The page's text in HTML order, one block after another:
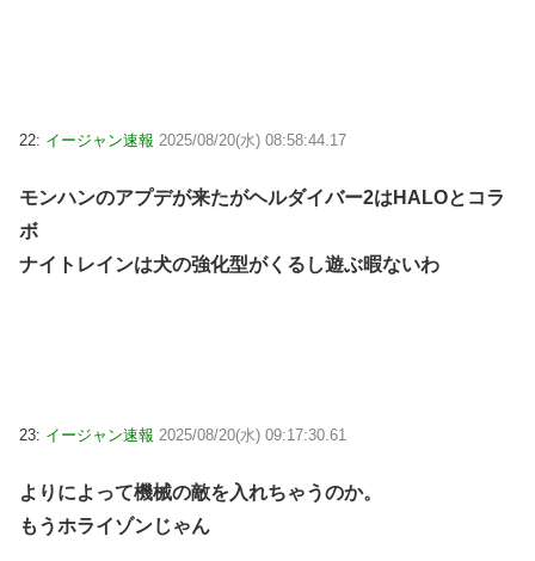
22: イージャン速報 2025/08/20(水) 08:58:44.17
モンハンのアプデが来たがヘルダイバー2はHALOとコラ
ボ
ナイトレインは犬の強化型がくるし遊ぶ暇ないわ
23: イージャン速報 2025/08/20(水) 09:17:30.61
よりによって機械の敵を入れちゃうのか。
もうホライゾンじゃん